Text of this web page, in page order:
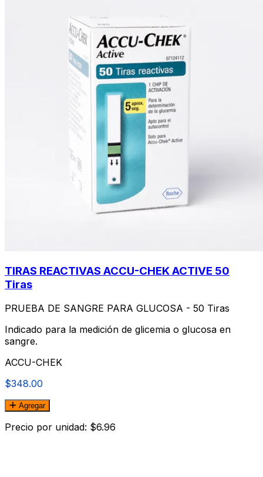
TIRAS REACTIVAS ACCU-CHEK ACTIVE 50
Tiras
PRUEBA DE SANGRE PARA GLUCOSA - 50 Tiras
Indicado para la medición de glicemia o glucosa en
sangre.
ACCU-CHEK
$348.00
Agregar
Precio por unidad: $6.96